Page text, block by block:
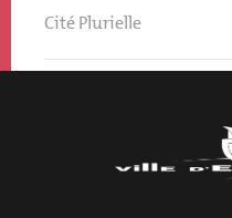
Cité Plurielle